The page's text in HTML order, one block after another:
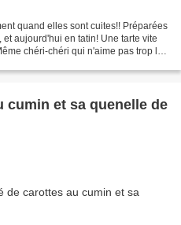
quand elles sont cuites!! Préparées
aujourd'hui en tatin! Une tarte vite
chéri-chéri qui n'aime pas trop les
cumin et sa quenelle de